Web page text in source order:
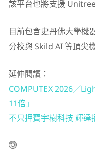
該平台也將支援
目前包含史丹佛大學機
分校與 Skild AI 等頂尖
延伸閱讀：
COMPUTEX 2026／
11倍」
不只押寶宇樹科技 輝